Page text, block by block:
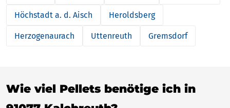
Höchstadt a. d. Aisch Heroldsberg
Herzogenaurach Uttenreuth Gremsdorf
Wie viel Pellets benötige ich in